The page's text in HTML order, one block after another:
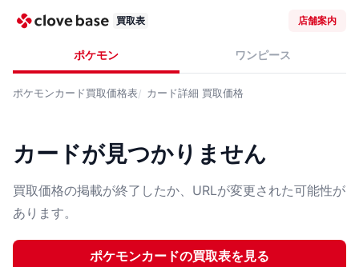
買取表 店舗案内
ポケモン ワンピース
ポケモンカード買取価格表 カード詳細 買取価格
カードが見つかりません
買取価格の掲載が終了したか、URLが変更された可能性が
あります。
ポケモンカードの買取表を見る